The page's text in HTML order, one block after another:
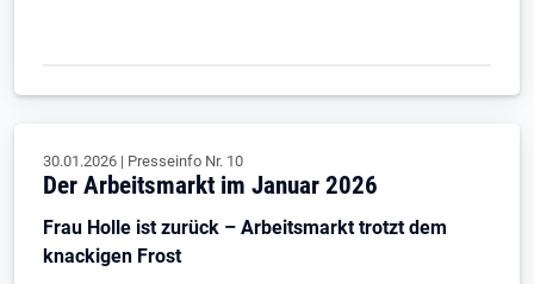
30.01.2026 | Presseinfo Nr. 10
Der Arbeitsmarkt im Januar 2026
Frau Holle ist zurück – Arbeitsmarkt trotzt dem
knackigen Frost